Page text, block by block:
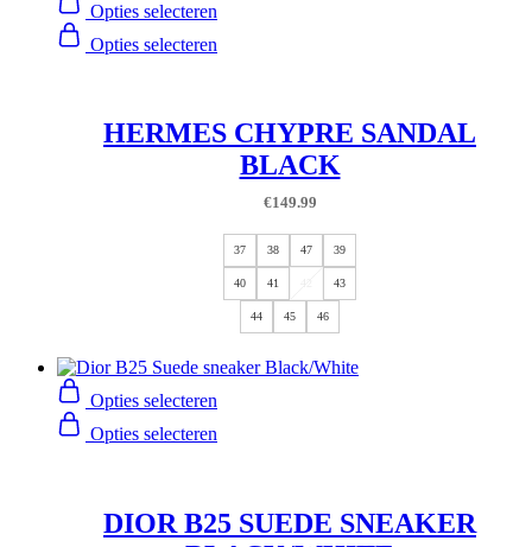
Opties selecteren
Opties selecteren
HERMES CHYPRE SANDAL
BLACK
€149.99
37 38 47 39
40 41 43
44 45 46
Opties selecteren
Opties selecteren
DIOR B25 SUEDE SNEAKER